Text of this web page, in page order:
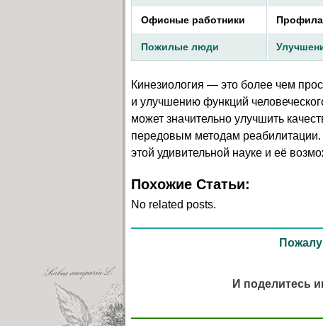
Офисные работники
Пожилые люди
Кинезиология — это более чем
и улучшению функций
может значительно улучшить
передовым методам реабилитации.
этой удивительной науке и её
Похожие Статьи:
No related posts.
И поделитесь